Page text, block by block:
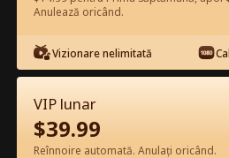
Anulează oricând.
Vizionare nelimitată
VIP lunar
$39.99
Reînnoire automată. Anulați oricând.